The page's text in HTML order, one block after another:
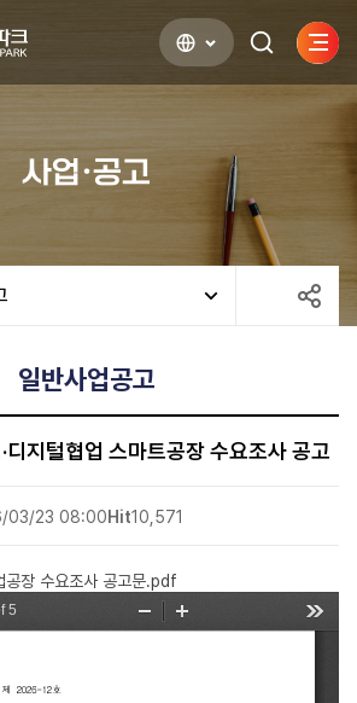
검색하기사이
열기
사업·공고
일반사업공고
디지털협업 스마트공장 수요조사 공고
03/23 08:00Hit10,571
공장 수요조사 공고문.pdf